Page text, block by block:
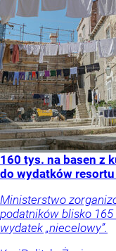
160 tys. na basen z
do wydatków
Ministerstwo
podatników blisko 165
wydatek „niecelowy”.